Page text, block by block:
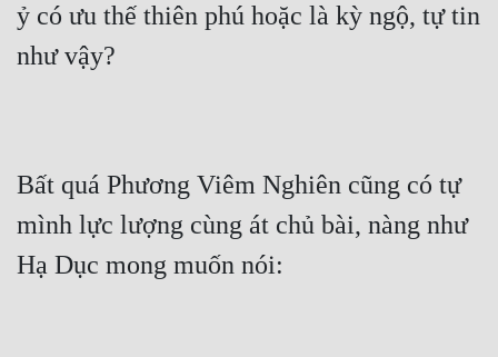
ỷ có ưu thế thiên phú hoặc là kỳ ngộ, tự tin
như vậy?
Bất quá Phương Viêm Nghiên cũng có tự
mình lực lượng cùng át chủ bài, nàng như
Hạ Dục mong muốn nói: